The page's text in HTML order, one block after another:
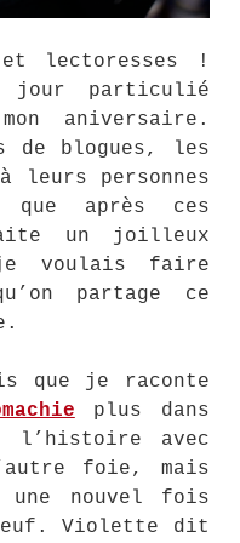
et lectoresses !
jour particulié
aniversaire.
de blogues, les
personnes
après ces
un joilleux
voulais faire
partage ce
que je raconte
plus dans
l’histoire avec
foie, mais
nouvel fois
Violette dit